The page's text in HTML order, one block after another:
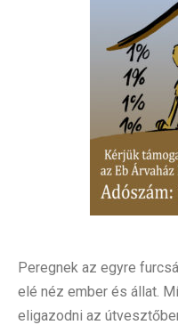
Peregnek az egyre
elé néz ember és állat.
eligazodni az